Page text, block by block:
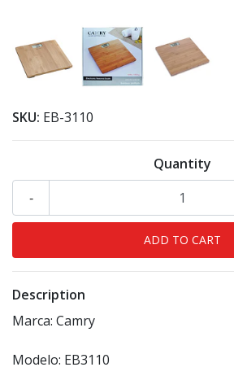
SKU: EB-3110
Quantity
-
Description
Marca: Camry
Modelo: EB3110